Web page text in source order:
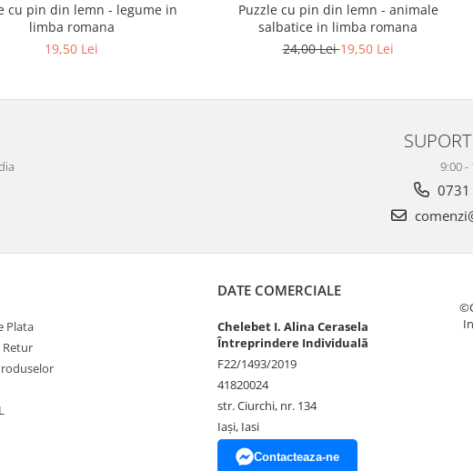
cu pin din lemn - legume in
limba romana
19,50 Lei
Puzzle cu pin din lemn - animale
salbatice in limba romana
24,00 Lei19,50 Lei
9:00 -
Plata
Retur
DATE COMERCIALE
Chelebet I. Alina Cerasela
Întreprindere Individuală
F22/1493/2019
41820024
str. Ciurchi, nr. 134
Iași, Iasi
Contacteaza-ne